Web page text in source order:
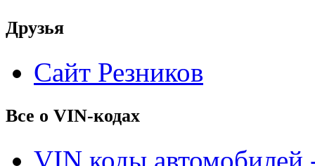
Друзья
Сайт Резников
Все о VIN-кодах
VIN коды автомобилей